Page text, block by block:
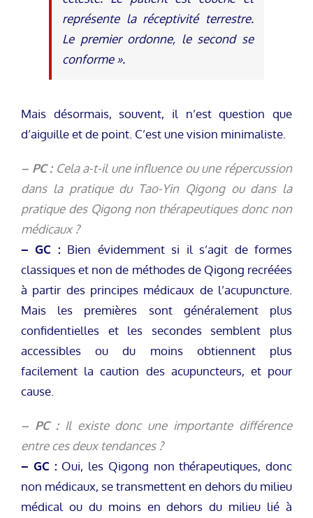
représente la réceptivité terrestre.
Le premier ordonne, le second se
conforme ».
Mais désormais, souvent, il n’est question que
d’aiguille et de point. C’est une vision minimaliste.
– PC : Cela a-t-il une influence ou une répercussion
dans la pratique du Tao-Yin Qigong ou dans la
pratique des Qigong non thérapeutiques donc non
médicaux ?
– GC : Bien évidemment si il s’agit de formes
classiques et non de méthodes de Qigong recréées
à partir des principes médicaux de l’acupuncture.
Mais les premières sont généralement plus
confidentielles et les secondes semblent plus
accessibles ou du moins obtiennent plus
facilement la caution des acupuncteurs, et pour
cause.
– PC : Il existe donc une importante différence
entre ces deux tendances ?
– GC : Oui, les Qigong non thérapeutiques, donc
non médicaux, se transmettent en dehors du milieu
médical ou du moins en dehors du milieu lié à